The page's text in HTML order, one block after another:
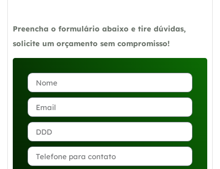
Preencha o formulário abaixo e tire dúvidas,
solicite um orçamento sem compromisso!